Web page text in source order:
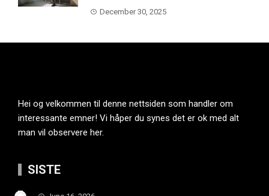
December 30, 2025
Hei og velkommen til denne nettsiden som handler om
interessante emner! Vi håper du synes det er ok med alt
man vil observere her.
SISTE